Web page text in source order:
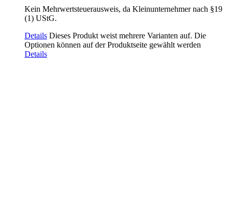
Kein Mehrwertsteuerausweis, da Kleinunternehmer nach §19
(1) UStG.
Details Dieses Produkt weist mehrere Varianten auf. Die
Optionen können auf der Produktseite gewählt werden
Details